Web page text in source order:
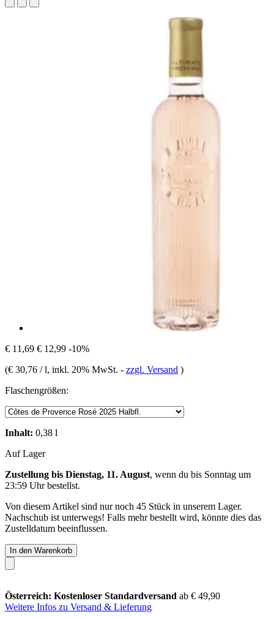
€ 11,69 € 12,99 -10%
(€ 30,76 / l, inkl. 20% MwSt. - zzgl. Versand )
Flaschengrößen:
Inhalt: 0,38 l
Auf Lager
Zustellung bis Dienstag, 11. August, wenn du bis Sonntag um
23:59 Uhrbestellst.
Von diesem Artikel sind nur noch 45 Stück in unserem Lager.
Nachschub ist unterwegs! Falls mehr bestellt wird, könnte dies das
Zustelldatum beeinflussen.
In den Warenkorb
Österreich: Kostenloser Standardversand ab € 49,90
Weitere Infos zu Versand & Lieferung